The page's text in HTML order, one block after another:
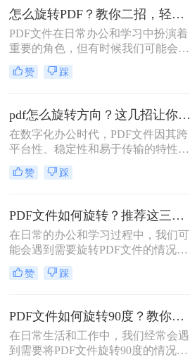
件。
怎么旋转PDF？教你二招，轻松旋转PDF!
PDF文件在日常办公和学习中扮演着
重要的角色，但有时候我们可能会遇
到PDF文件页面方向不正确的情况，
这时候就需要对PDF文件进行旋转。
几种简单的方法来旋转PDF文件。
赞 踩
pdf怎么旋转方向？这几招让你告别繁琐操作！
在数字化办公时代，PDF文件因其跨
平台性、稳定性和易于传输的特性，
成为了我们日常工作中不可或缺的一
部分。然而，有时我们会遇到PDF文
响了阅读体验，还可能给工作带来不
必要的麻烦。那么，PDF怎么旋转方
向呢？本文将为您提供简易的步骤和
实用指南。
赞 踩
PDF文件如何旋转？推荐这三种给方法大家！
在日常的办公和学习过程中，我们可
能会遇到需要旋转PDF文件的情况，
这通常是因为原始PDF文件的页面方
向不正确，或者我们希望以不同的方
旋转呢？本文将介绍三种旋转PDF文
件的实用方法，帮助您轻松应对这一
需求。
赞 踩
PDF文件如何旋转90度？教你四招，轻松旋转PDF！
在日常生活和工作中，我们经常会遇
到需要将PDF文件旋转90度的情况。